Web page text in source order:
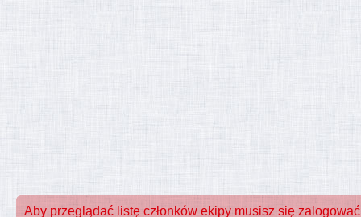
Aby przeglądać listę członków ekipy musisz się